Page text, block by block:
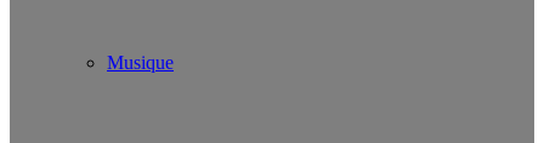
Musique